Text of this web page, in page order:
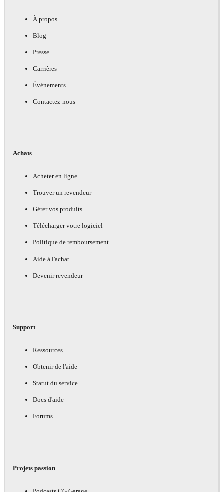
À propos
Blog
Presse
Carrières
Événements
Contactez-nous
Achats
Acheter en ligne
Trouver un revendeur
Gérer vos produits
Télécharger votre logiciel
Politique de remboursement
Aide à l'achat
Devenir revendeur
Support
Ressources
Obtenir de l'aide
Statut du service
Docs d'aide
Forums
Projets passion